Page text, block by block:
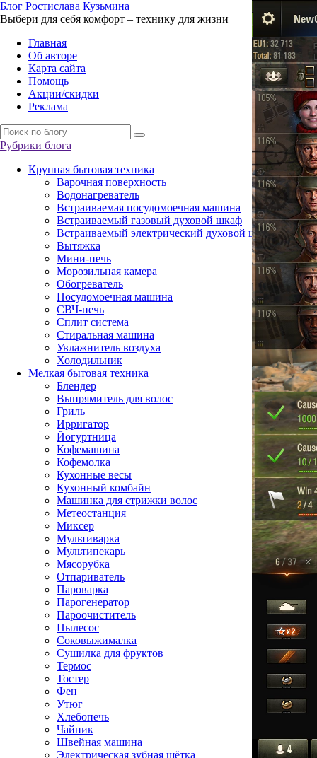
Блог Ростислава Кузьмина
Выбери для себя комфорт – технику для жизни
Главная
Об авторе
Карта сайта
Помощь
Акции/скидки
Реклама
Рубрики блога
Крупная бытовая техника
Варочная поверхность
Водонагреватель
Встраиваемая посудомоечная машина
Встраиваемый газовый духовой шкаф
Встраиваемый электрический духовой шкаф
Вытяжка
Мини-печь
Морозильная камера
Обогреватель
Посудомоечная машина
СВЧ-печь
Сплит система
Стиральная машина
Увлажнитель воздуха
Холодильник
Мелкая бытовая техника
Блендер
Выпрямитель для волос
Гриль
Ирригатор
Йогуртница
Кофемашина
Кофемолка
Кухонные весы
Кухонный комбайн
Машинка для стрижки волос
Метеостанция
Миксер
Мультиварка
Мультипекарь
Мясорубка
Отпариватель
Пароварка
Парогенератор
Пароочиститель
Пылесос
Соковыжималка
Сушилка для фруктов
Термос
Тостер
Фен
Утюг
Хлебопечь
Чайник
Швейная машина
Электрическая зубная щётка